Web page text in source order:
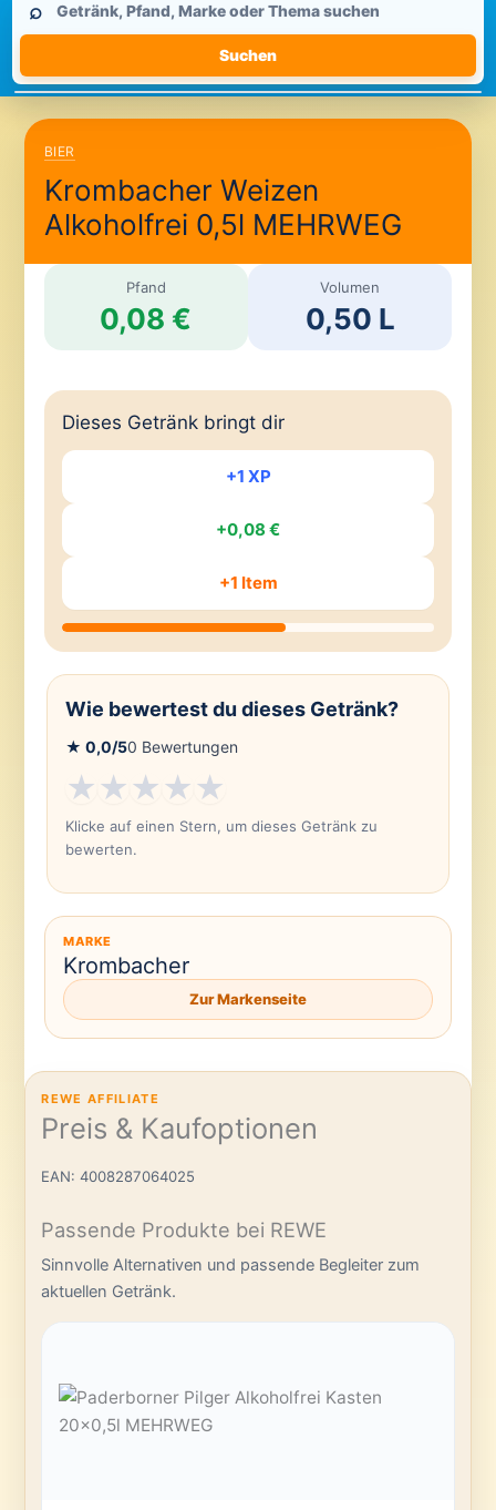
durchsuchen
⌕
Suchen
BIER
Krombacher Weizen
Alkoholfrei 0,5l MEHRWEG
Pfand
0,08 €
Volumen
0,50 L
Dieses Getränk bringt dir
+1 XP
+0,08 €
+1 Item
Wie bewertest du dieses Getränk?
★ 0,0/50 Bewertungen
★★★★★
Klicke auf einen Stern, um dieses Getränk zu
bewerten.
MARKE
Krombacher
Zur Markenseite
REWE AFFILIATE
Preis & Kaufoptionen
EAN: 4008287064025
Passende Produkte bei REWE
Sinnvolle Alternativen und passende Begleiter zum
aktuellen Getränk.